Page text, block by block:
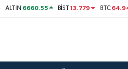
ALTIN 6660.55 BİST13.779 BTC